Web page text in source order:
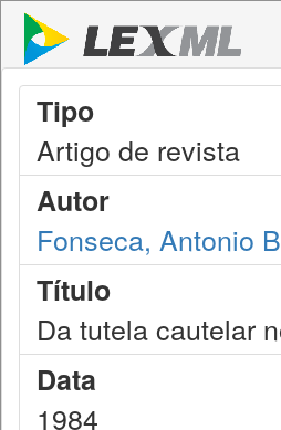
Tipo
Artigo de revista
Autor
Fonseca, Antonio
Título
Da tutela cautelar
Data
1984